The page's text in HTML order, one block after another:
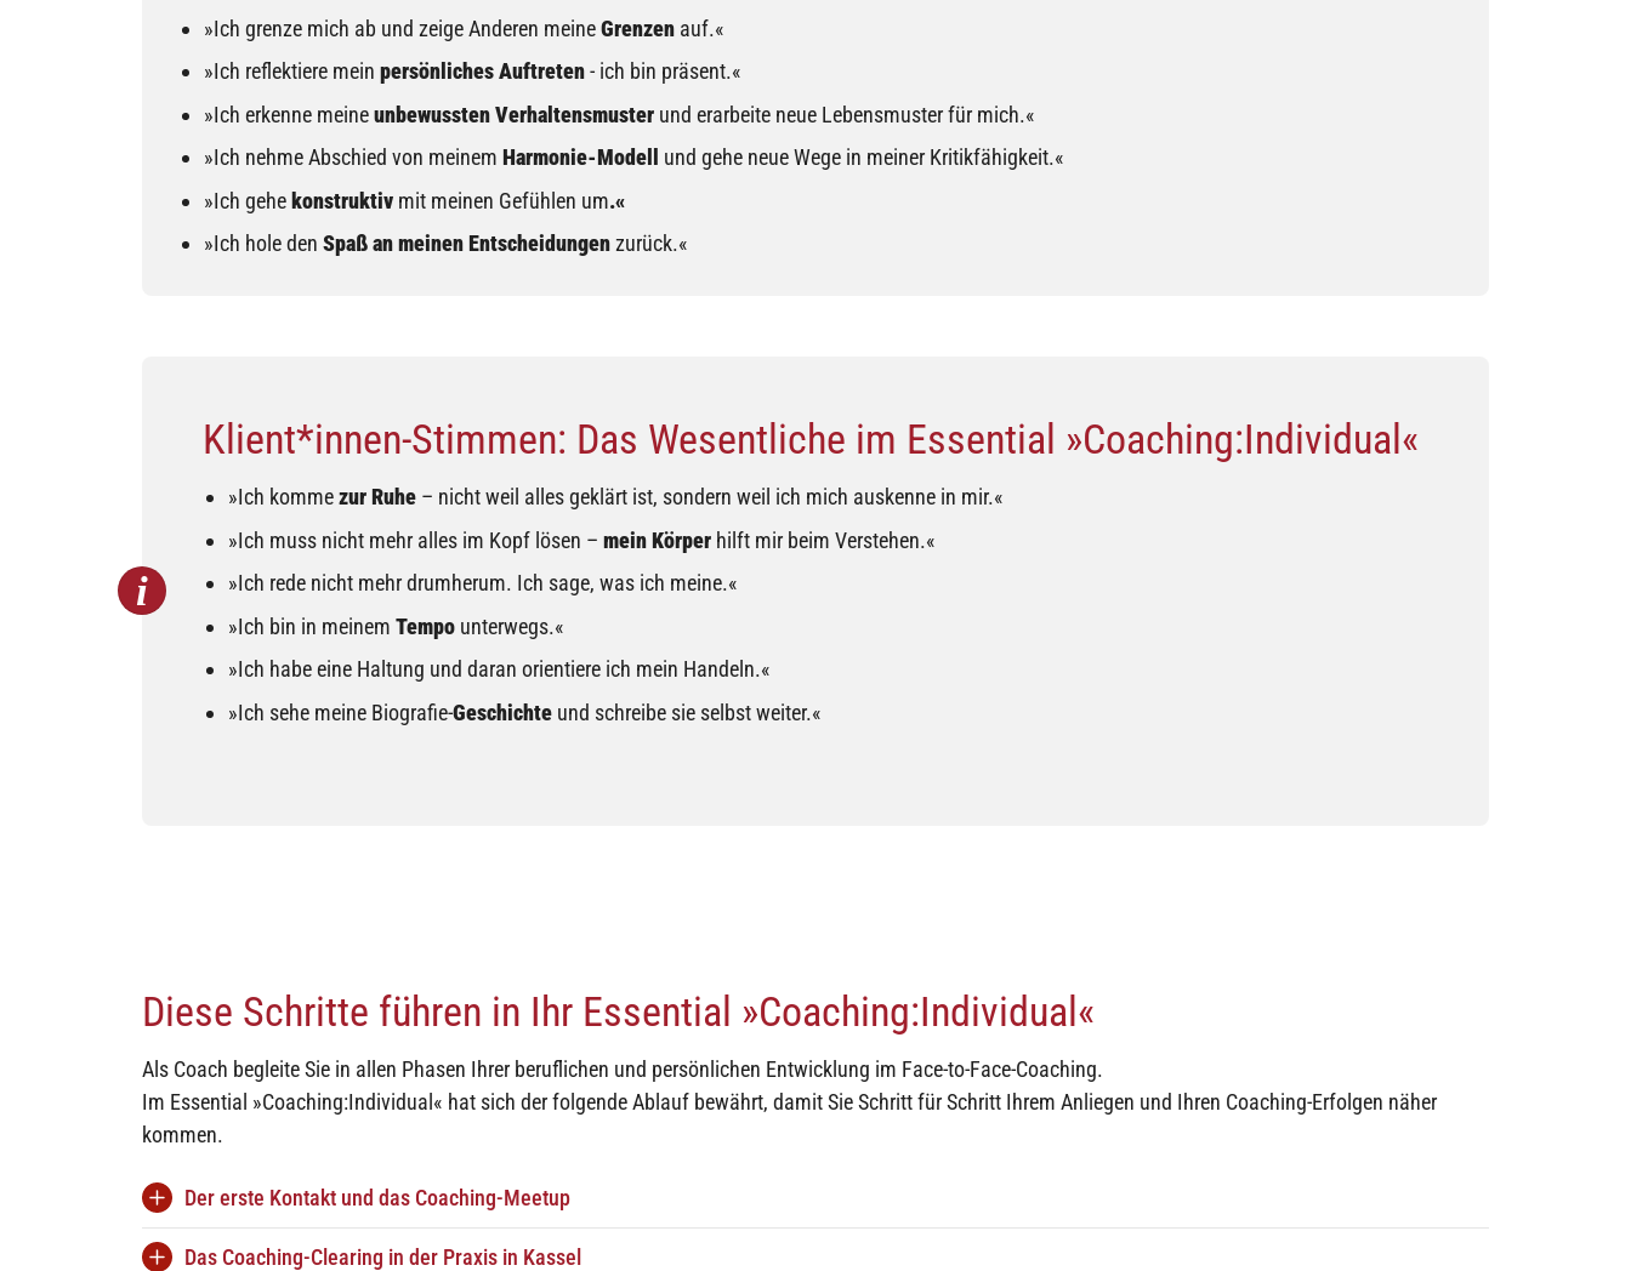
»Ich grenze mich ab und zeige Anderen meineGrenzen auf.«
»Ich reflektiere meinpersönliches Auftreten- ich bin präsent.«
»Ich erkenne meineunbewussten Verhaltensmuster und erarbeite neue Lebensmuster für mich.«
»Ich nehme Abschied von meinemHarmonie-Modell
und gehe neue Wege in meiner Kritikfähigkeit.«
»Ich gehekonstruktiv mit meinen Gefühlen um.«
»Ich hole denSpaß an meinen Entscheidungenzurück.«
Klient*innen-Stimmen: Das Wesentliche im Essential »Coaching:Individual«
»Ich kommezur Ruhe – nicht weil alles geklärt ist, sondern weil ich mich auskenne in mir.«
»Ich muss nicht mehr alles im Kopf lösen –mein Körper hilft mir beim Verstehen.«
»Ich rede nicht mehr drumherum. Ich sage, was ich meine.«
»Ich bin in meinemTempo unterwegs.«
»Ich habe eine Haltung und daran orientiere ich mein Handeln.«
»Ich sehe meine Biografie-Geschichte und schreibe sie selbst weiter.«
Diese Schritte führen in Ihr Essential »Coaching:Individual«
Als Coach begleite Sie in allen Phasen Ihrer beruflichen und persönlichen Entwicklung im Face-to-Face-Coaching.
Im Essential »Coaching:Individual« hat sich der folgende Ablauf bewährt, damit Sie Schritt für Schritt Ihrem Anliegen und Ihren Coaching-Erfolgen näher
kommen.
Der erste Kontakt und das Coaching-Meetup
Sie nehmenKontaktmit mir auf und wir verabreden das kostenfreies 30-Minuten-
Das Coaching-Clearing in der Praxis in Kassel